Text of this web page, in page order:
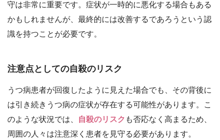
守は非常に重要です。症状が一時的に悪化する場合もある
かもしれませんが、最終的には改善するであろうという認
識を持つことが必要です。
注意点としての自殺のリスク
うつ病患者が回復したように見えた場合でも、その背後に
は引き続きうつ病の症状が存在する可能性があります。こ
のような状況では、
自殺のリスク も否応なく高まるため、
周囲の人々は注意深く患者を見守る必要があります。